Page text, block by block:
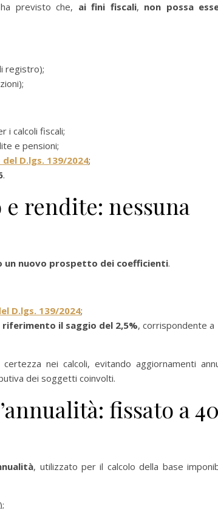
previsto che, ai fini fiscali, non possa
registro);
i calcoli fiscali;
e pensioni;
D.lgs. 139/2024;
.
rendite: nessuna
un nuovo prospetto dei coefficienti.
D.lgs. 139/2024;
riferimento il saggio del 2,5%, corrispondente a
certezza nei calcoli, evitando aggiornamenti
dei soggetti coinvolti.
fissato a
, utilizzato per il calcolo della base